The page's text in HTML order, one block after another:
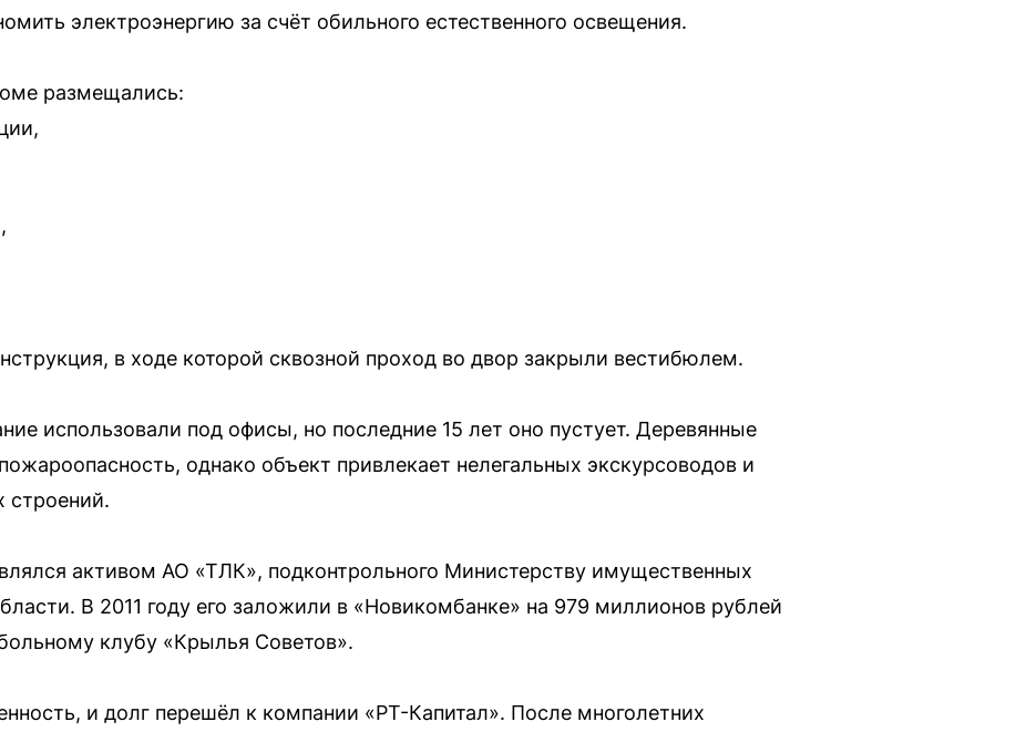
электроэнергию за счёт обильного естественного освещения.
размещались:
в ходе которой сквозной проход во двор закрыли вестибюлем.
использовали под офисы, но последние 15 лет оно пустует. Деревянные
однако объект привлекает нелегальных экскурсоводов и
строений.
активом АО «ТЛК», подконтрольного Министерству имущественных
В 2011 году его заложили в «Новикомбанке» на 979 миллионов рублей
клубу «Крылья Советов».
и долг перешёл к компании «РТ-Капитал». После многолетних